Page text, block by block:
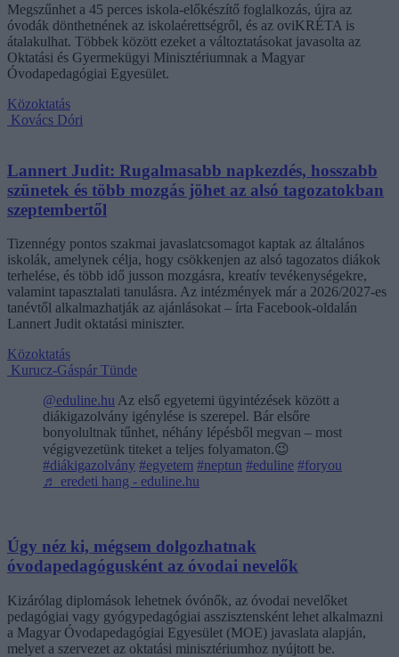
Megszűnhet a 45 perces iskola-előkészítő foglalkozás, újra az
óvodák dönthetnének az iskolaérettségről, és az oviKRÉTA is
átalakulhat. Többek között ezeket a változtatásokat javasolta az
Oktatási és Gyermekügyi Minisztériumnak a Magyar
Óvodapedagógiai Egyesület.
Közoktatás
Kovács Dóri
Lannert Judit: Rugalmasabb napkezdés, hosszabb
szünetek és több mozgás jöhet az alsó tagozatokban
szeptembertől
Tizennégy pontos szakmai javaslatcsomagot kaptak az általános
iskolák, amelynek célja, hogy csökkenjen az alsó tagozatos diákok
terhelése, és több idő jusson mozgásra, kreatív tevékenységekre,
valamint tapasztalati tanulásra. Az intézmények már a 2026/2027-es
tanévtől alkalmazhatják az ajánlásokat – írta Facebook-oldalán
Lannert Judit oktatási miniszter.
Közoktatás
Kurucz-Gáspár Tünde
@eduline.hu Az első egyetemi ügyintézések között a
diákigazolvány igénylése is szerepel. Bár elsőre
bonyolultnak tűnhet, néhány lépésből megvan – most
végigvezetünk titeket a teljes folyamaton.😉
#diákigazolvány #egyetem #neptun #eduline #foryou
♬ eredeti hang - eduline.hu
Úgy néz ki, mégsem dolgozhatnak
óvodapedagógusként az óvodai nevelők
Kizárólag diplomások lehetnek óvónők, az óvodai nevelőket
pedagógiai vagy gyógypedagógiai asszisztensként lehet alkalmazni
a Magyar Óvodapedagógiai Egyesület (MOE) javaslata alapján,
melyet a szervezet az oktatási minisztériumhoz nyújtott be.